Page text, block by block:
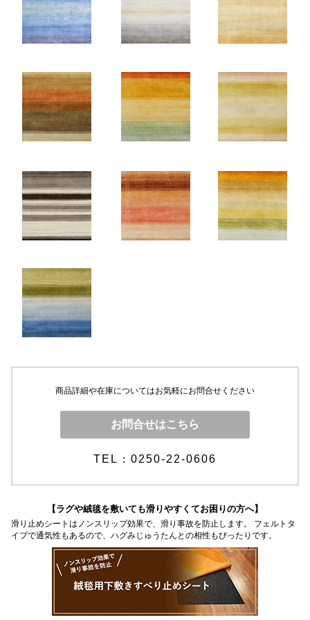
商品詳細や在庫についてはお気軽にお問合せください
お問合せはこちら
TEL：0250-22-0606
【ラグや絨毯を敷いても滑りやすくてお困りの方へ】
滑り止めシートはノンスリップ効果で、滑り事故を防止します。 フェルトタ
イプで通気性もあるので、ハグみじゅうたんとの相性もぴったりです。